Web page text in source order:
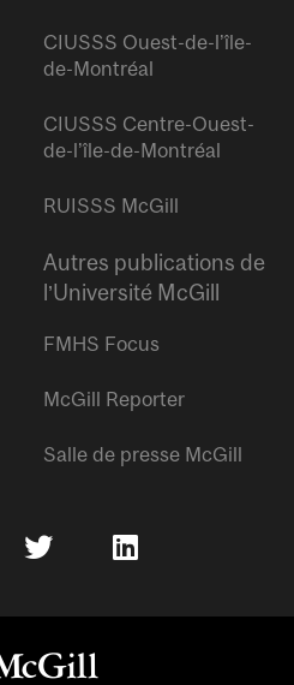
CIUSSS Ouest-de-l’île-
de-Montréal
CIUSSS Centre-Ouest-
de-l’île-de-Montréal
RUISSS McGill
Autres publications de
l’Université McGill
FMHS Focus
McGill Reporter
Salle de presse McGill